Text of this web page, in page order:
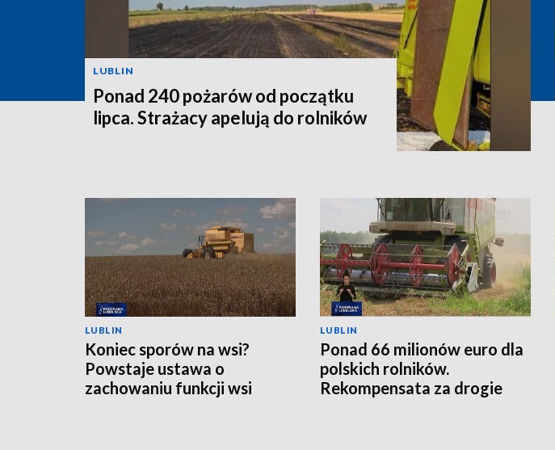
LUBLIN
Ponad 240 pożarów od początku
lipca. Strażacy apelują do rolników
LUBLIN
Koniec sporów na wsi?
Powstaje ustawa o
zachowaniu funkcji wsi
LUBLIN
Ponad 66 milionów euro dla
polskich rolników.
Rekompensata za drogie